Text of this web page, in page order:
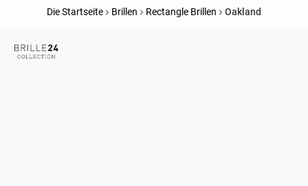
Die Startseite Brillen Rectangle Brillen Oakland